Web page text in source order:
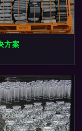
方案